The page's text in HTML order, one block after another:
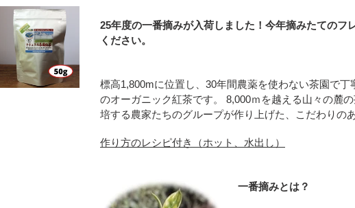
ー
ト
に
品
を
追
す
25年度の一番摘みが入荷しました！今年摘みたてのフ
ください。
標高1,800mに位置し、30年間農薬を使わない茶園で丁
のオーガニック紅茶です。 8,000ｍを越える山々の麓
培する農家たちのグループが作り上げた、こだわりの
作り方のレシピ付き（ホット、水出し）
一番摘みとは？